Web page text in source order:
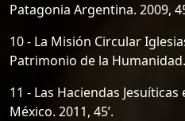
Patagonia Argentina. 2009,
10 - La Misión Circular
Patrimonio de la Humanidad.
11 - Las Haciendas
México. 2011, 45’.